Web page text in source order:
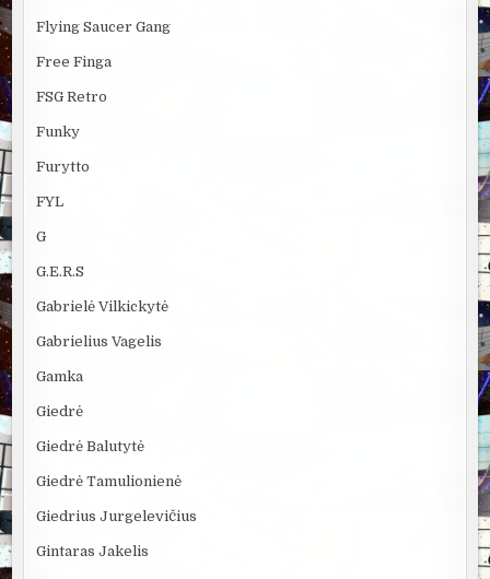
Flying Saucer Gang
Free Finga
FSG Retro
Funky
Furytto
FYL
G
G.E.R.S
Gabrielė Vilkickytė
Gabrielius Vagelis
Gamka
Giedrė
Giedrė Balutytė
Giedrė Tamulionienė
Giedrius Jurgelevičius
Gintaras Jakelis